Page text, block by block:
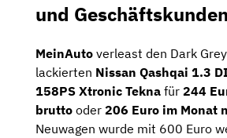
und Geschäftskunden
MeinAuto verleast den Dark
lackierten Nissan Qashqai 1.3
158PS Xtronic Tekna für 244
brutto oder 206 Euro im Monat
Neuwagen wurde mit 600 Euro